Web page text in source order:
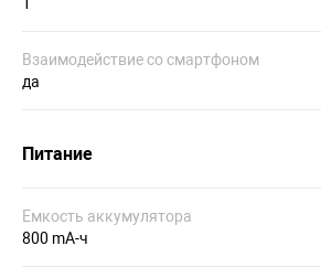
Взаимодействие со смартфоном
да
Питание
Емкость аккумулятора
800 mA-ч